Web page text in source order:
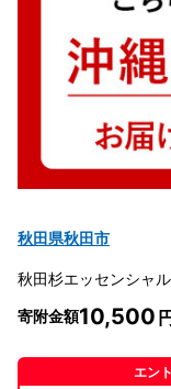
秋田県秋田市
秋田杉エッセンシャ
寄附金額10,500
エン